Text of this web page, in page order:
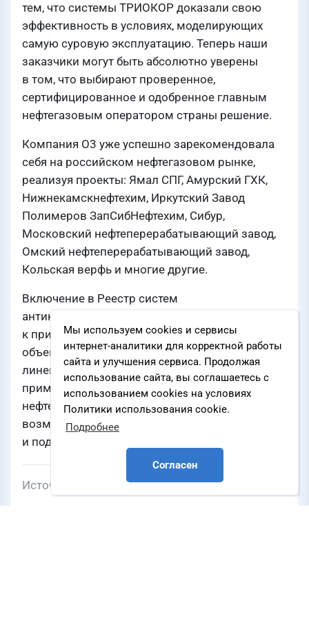
Мы используем cookies и сервисы
интернет-аналитики для корректной работы
сайта и улучшения сервиса. Продолжая
использование сайта, вы соглашаетесь с
использованием cookies на условиях
Политики использования cookie.
Подробнее
Согласен
тем, что системы ТРИОКОР доказали свою
эффективность в условиях, моделирующих
самую суровую эксплуатацию. Теперь наши
заказчики могут быть абсолютно уверены
в том, что выбирают проверенное,
сертифицированное и одобренное главным
нефтегазовым оператором страны решение.
Компания О3 уже успешно зарекомендовала
себя на российском нефтегазовом рынке,
реализуя проекты: Ямал СПГ, Амурский ГХК,
Нижнекамскнефтехим, Иркутский Завод
Полимеров ЗапСибНефтехим, Сибур,
Московский нефтеперерабатывающий завод,
Омский нефтеперерабатывающий завод,
Кольская верфь и многие другие.
Включение в Реестр систем
антикоррозионных покрытий, рекомендуемых
к применению при строительстве и ремонте
объектов ПАО «НК «Роснефть» означает, что
линейка материалов ТРИОКОР доступна для
применения на самых ответственных объектах
нефтегазового сектора, что открывает новые
возможности для наших партнеров
и подрядчиков.
Источник